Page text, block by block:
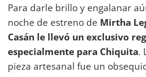
Para darle brillo y engalanar
noche de estreno de Mirtha
Casán le llevó un exclusivo
especialmente para Chiquita.
pieza artesanal fue un